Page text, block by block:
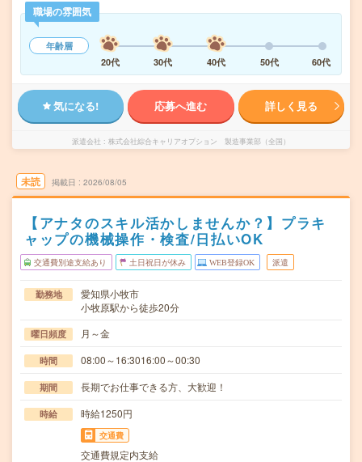
職場の雰囲気
年齢層
20代
30代 40代 50代 60代
気になる! 応募へ進む 詳しく見る
派遣会社 株式会社綜合キャリアオプション 製造事業部（全国）
未読 掲載日 2026/08/05
【アナタのスキル活かしませんか？】プラキ
ャップの機械操作・検査/日払いOK
交通費別途支給あり 土日祝日が休み WEB登録OK 派遣
勤務地
愛知県小牧市
小牧原駅から徒歩20分
曜日頻度 月～金
時間 08:00～16:3016:00～00:30
期間 長期でお仕事できる方、大歓迎！
時給 時給1250円
交通費
交通費規定内支給